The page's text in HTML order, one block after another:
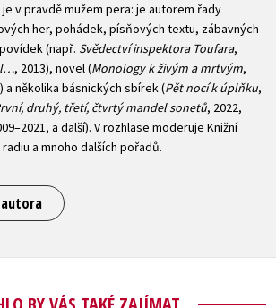
v pravdě mužem pera: je autorem řady
her, pohádek, písňových textu, zábavných
(např. Svědectví inspektora Toufara,
, 2013), novel (Monology k živým a mrtvým,
a několika básnických sbírek (Pět nocí k úplňku,
druhý, třetí, čtvrtý mandel sonetů, 2022,
a další). V rozhlase moderuje Knižní
a mnoho dalších pořadů.